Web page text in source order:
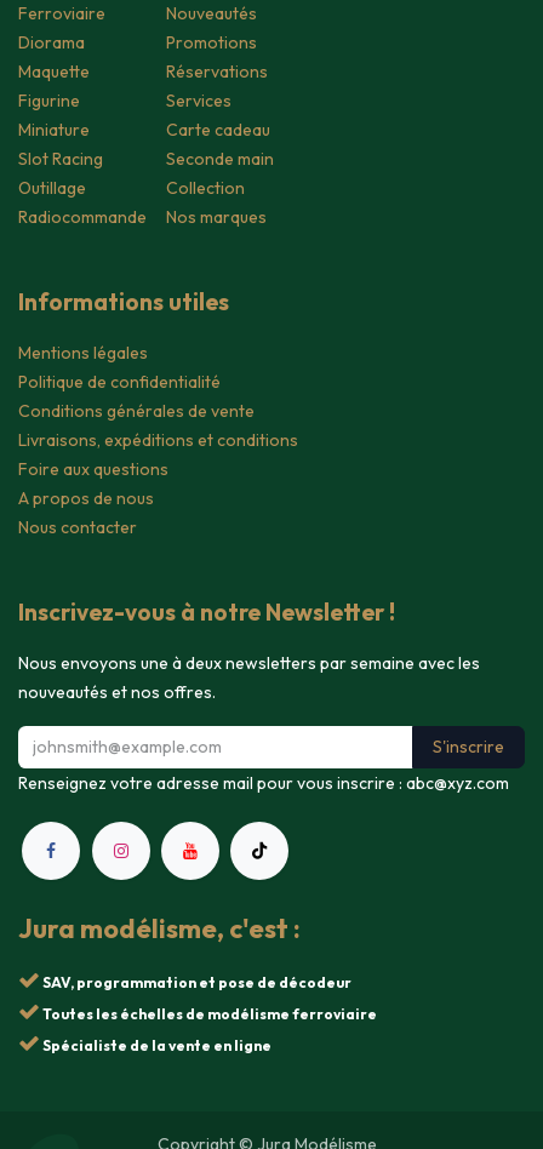
Ferroviaire
Diorama
Maquette
Figurine
Miniature
Slot Racing
Outillage
Radiocommande
Nouveautés
Promotions
Réservations
Services
Carte cadeau
Seconde main
Collection
Nos marques
Informations utiles
Mentions légales
Politique de confidentialité
Conditions générales de vente
Livraisons, expéditions et conditions
Foire aux questions
A propos de nous
Nous contacter
Inscrivez-vous à notre Newsletter !
Nous envoyons une à deux newsletters par semaine avec les
nouveautés et nos offres.
S'inscrire
Renseignez votre adresse mail pour vous inscrire : abc@xyz.com
Jura modélisme, c'est :
SAV, programmation et pose de décodeur
Toutes les échelles de modélisme ferroviaire
Spécialiste de la vente en ligne
Copyright © Jura Modélisme